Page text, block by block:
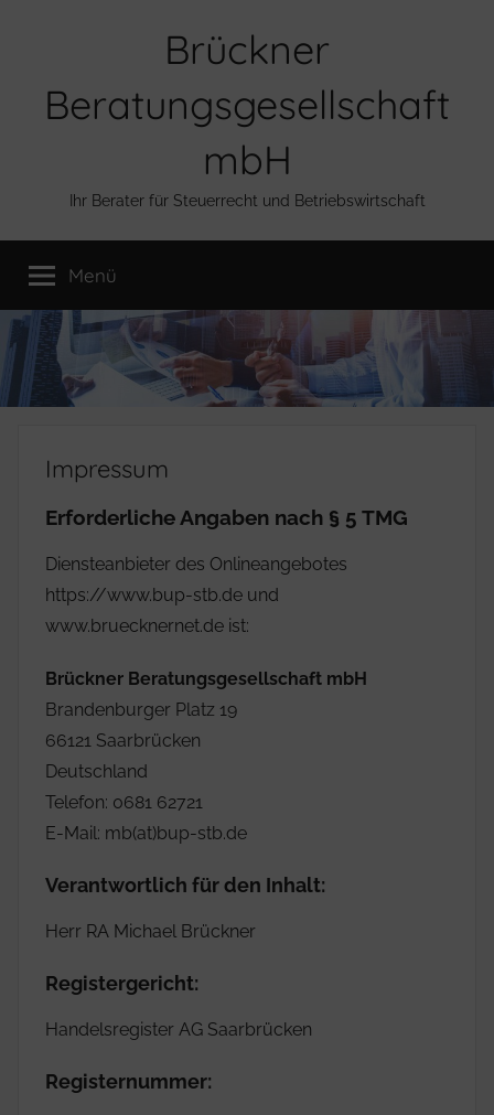
Brückner
Beratungsgesellschaft
mbH
Ihr Berater für Steuerrecht und Betriebswirtschaft
Menü
Impressum
Erforderliche Angaben nach § 5 TMG
Diensteanbieter des Onlineangebotes
https://www.bup-stb.de und
www.bruecknernet.de ist:
Brückner Beratungsgesellschaft mbH
Brandenburger Platz 19
66121 Saarbrücken
Deutschland
Telefon: 0681 62721
E-Mail: mb(at)bup-stb.de
Verantwortlich für den Inhalt:
Herr RA Michael Brückner
Registergericht:
Handelsregister AG Saarbrücken
Registernummer: